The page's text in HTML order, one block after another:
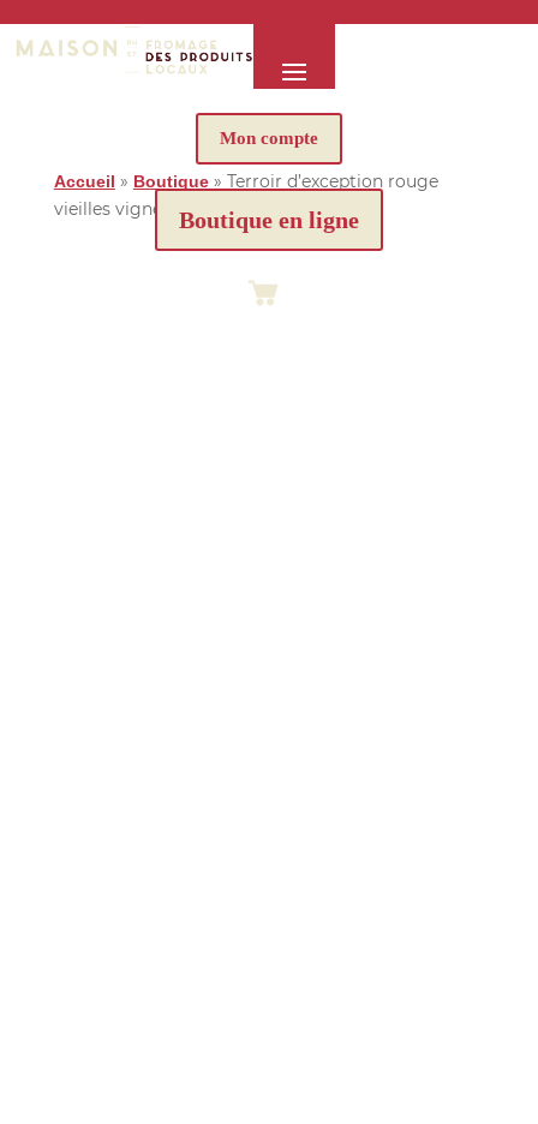
Mon compte
Boutique en ligne
Accueil » Boutique» Terroir d’exception rouge
vieilles vignes 2023